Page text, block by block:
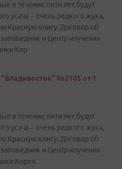
в течение пяти лет будут
усача – очень редкого жука,
Красную книгу. Договор об
и Центр изучения
Кор
"Владивосток" №2105 от 1
в течение пяти лет будут
усача – очень редкого жука,
Красную книгу. Договор об
и Центр изучения
Корея.